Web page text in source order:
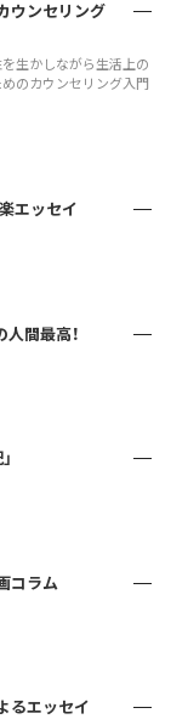
ウンセリング
生かしながら生活上の
のカウンセリング入門
エッセイ
間最高！
コラム
るエッセイ